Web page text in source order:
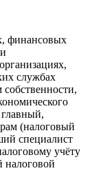
финансовых
службах
(налоговый
специалист
учёту
налоговой